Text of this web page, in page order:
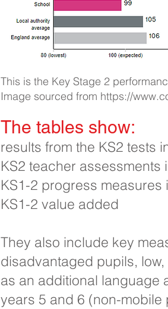
This is the Key Stage 2
Image sourced from https://
The tables show:​
results from the KS2 tests
KS2 teacher
KS1-2 progress
KS1-2 value added
They also include key
disadvantaged pupils,
as an additional language
years 5 and 6 (non-mobile